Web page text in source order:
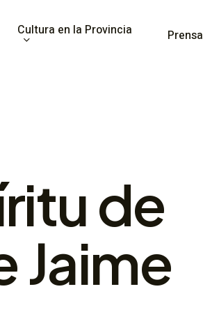
Cultura en la Provincia Prensa
de
Jaime